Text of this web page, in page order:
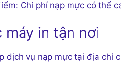
Chi phí nạp mực có thể
máy in tận nơi
dịch vụ nạp mực tại địa chỉ